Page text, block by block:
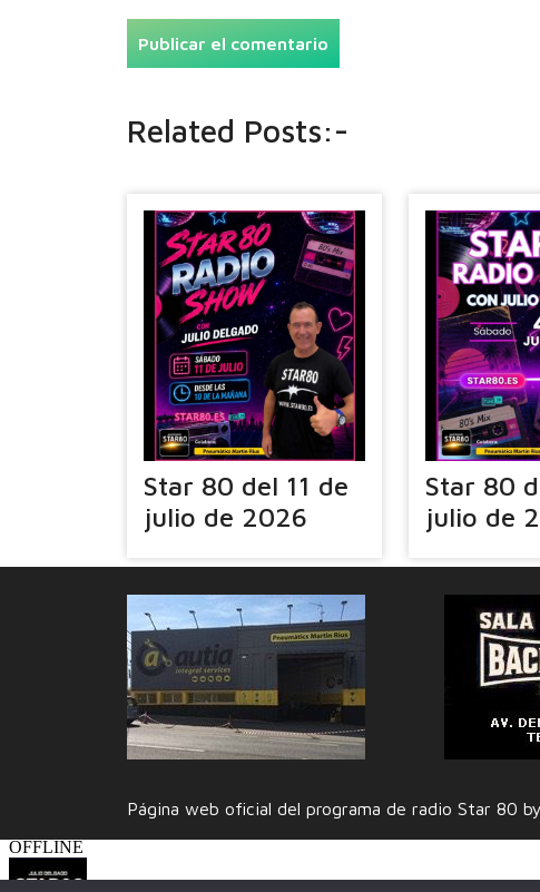
Related Posts:-
Star 80 del 11 de
julio de 2026
Star 80
julio de
Página web oficial del programa de radio Star 80